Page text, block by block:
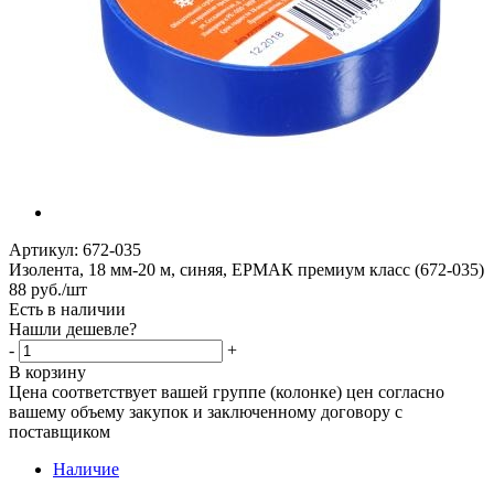
Артикул: 672-035
Изолента, 18 мм-20 м, синяя, ЕРМАК премиум класс (672-035)
88 руб./шт
Есть в наличии
Нашли дешевле?
-
+
В корзину
Цена соответствует вашей группе (колонке) цен согласно
вашему объему закупок и заключенному договору с
поставщиком
Наличие